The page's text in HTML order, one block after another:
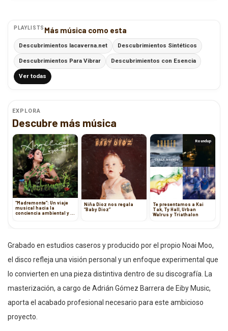
PLAYLISTS Más música como esta
Descubrimientos lacaverna.net Descubrimientos Sintéticos
Descubrimientos Para Vibrar Descubrimientos con Esencia
Ver todas
EXPLORA
Descubre más música
“Madremonte”: Un viaje
musical hacia la
conciencia ambiental y la
Niña Dioz nos regala
“Baby Dioz”
Roundup
Te presentamos a Kai
Tak, Ty Hall, Urban
Walrus y Triathalon
Grabado en estudios caseros y producido por el propio Noai Moo,
el disco refleja una visión personal y un enfoque experimental que
lo convierten en una pieza distintiva dentro de su discografía. La
masterización, a cargo de Adrián Gómez Barrera de Eiby Music,
aporta el acabado profesional necesario para este ambicioso
proyecto.